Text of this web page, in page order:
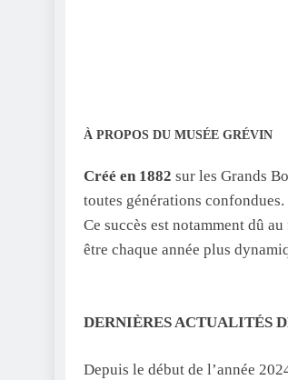
À PROPOS DU MUSÉE GRÉVIN
Créé en 1882 sur les Grands
toutes générations confondues.
Ce succès est notamment dû
être chaque année plus
DERNIÈRES ACTUALITÉS
Depuis le début de l’année